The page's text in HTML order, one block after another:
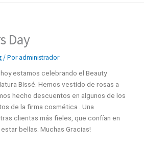
Day
/ Poradministrador
estamos celebrando el Beauty
Bissé. Hemos vestido de rosas a
hecho descuentos en algunos de los
de la firma cosmética . Una
clientas más fieles, que confían en
bellas. Muchas Gracias!